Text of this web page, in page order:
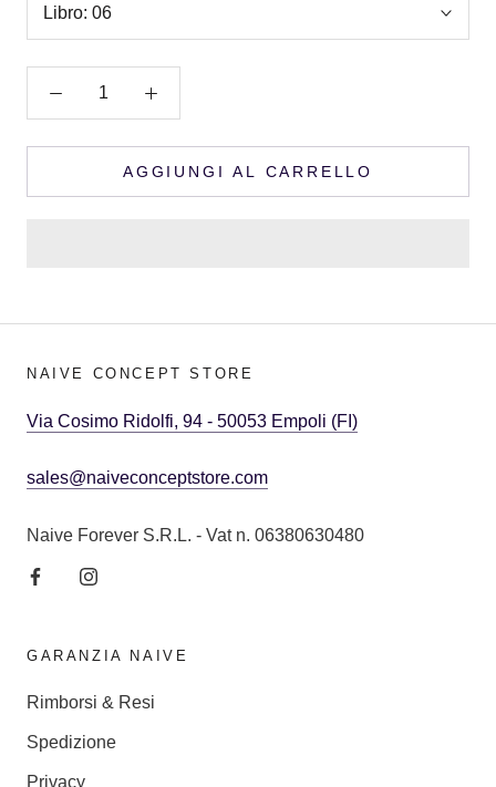
Libro: 06
AGGIUNGI AL CARRELLO
NAIVE CONCEPT STORE
Via Cosimo Ridolfi, 94 - 50053 Empoli (FI)
sales@naiveconceptstore.com
Naive Forever S.R.L. - Vat n. 06380630480
GARANZIA NAIVE
Rimborsi & Resi
Spedizione
Privacy